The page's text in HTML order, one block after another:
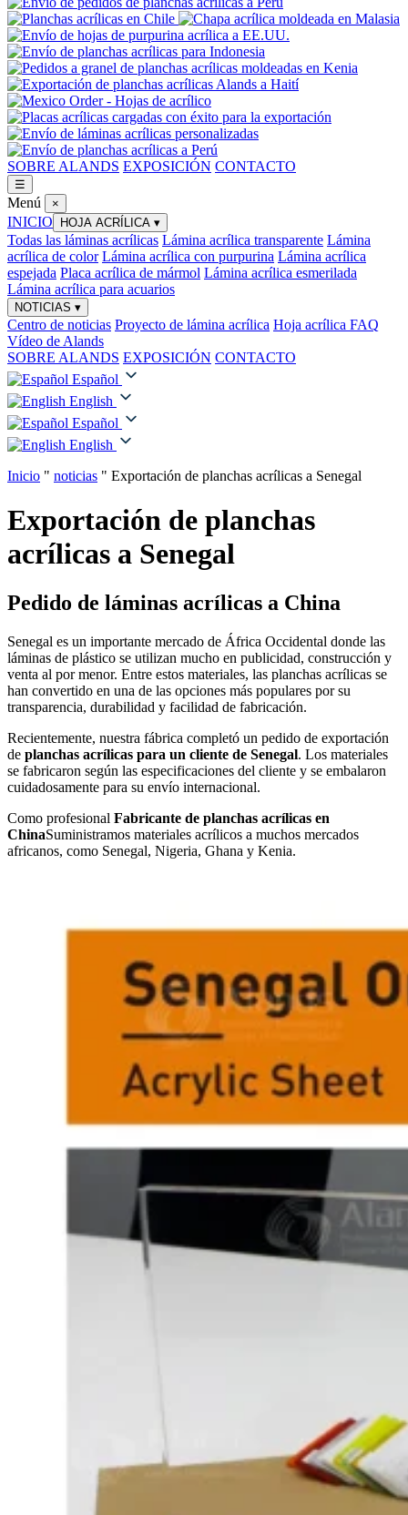
SOBRE ALANDS EXPOSICIÓN CONTACTO
☰
Menú ×
INICIO HOJA ACRÍLICA ▾
Todas las láminas acrílicas Lámina acrílica transparente Lámina
acrílica de color Lámina acrílica con purpurina Lámina acrílica
espejada Placa acrílica de mármol Lámina acrílica esmerilada
Lámina acrílica para acuarios
NOTICIAS ▾
Centro de noticias Proyecto de lámina acrílica Hoja acrílica FAQ
Vídeo de Alands
SOBRE ALANDS EXPOSICIÓN CONTACTO
Español
English
Español
English
Inicio " noticias " Exportación de planchas acrílicas a Senegal
Exportación de planchas
acrílicas a Senegal
Pedido de láminas acrílicas a China
Senegal es un importante mercado de África Occidental donde las
láminas de plástico se utilizan mucho en publicidad, construcción y
venta al por menor. Entre estos materiales, las planchas acrílicas se
han convertido en una de las opciones más populares por su
transparencia, durabilidad y facilidad de fabricación.
Recientemente, nuestra fábrica completó un pedido de exportación
de planchas acrílicas para un cliente de Senegal. Los materiales
se fabricaron según las especificaciones del cliente y se embalaron
cuidadosamente para su envío internacional.
Como profesional Fabricante de planchas acrílicas en
ChinaSuministramos materiales acrílicos a muchos mercados
africanos, como Senegal, Nigeria, Ghana y Kenia.